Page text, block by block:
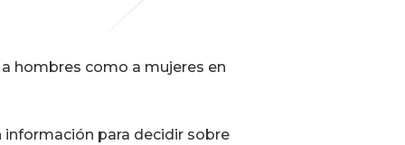
hombres como a mujeres en
información para decidir sobre